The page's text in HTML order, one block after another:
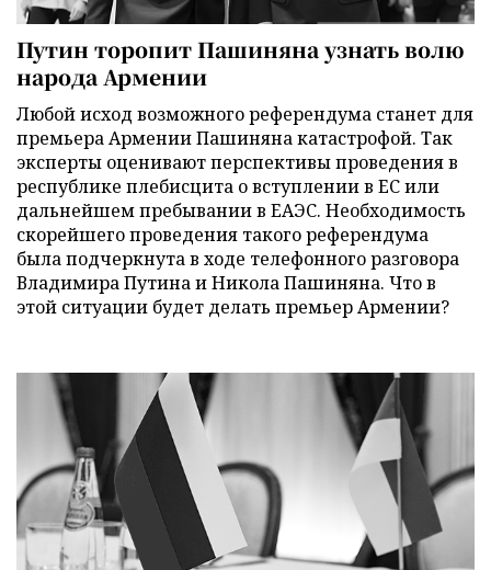
Путин торопит Пашиняна узнать волю
народа Армении
Любой исход возможного референдума станет для
премьера Армении Пашиняна катастрофой. Так
эксперты оценивают перспективы проведения в
республике плебисцита о вступлении в ЕС или
дальнейшем пребывании в ЕАЭС. Необходимость
скорейшего проведения такого референдума
была подчеркнута в ходе телефонного разговора
Владимира Путина и Никола Пашиняна. Что в
этой ситуации будет делать премьер Армении?